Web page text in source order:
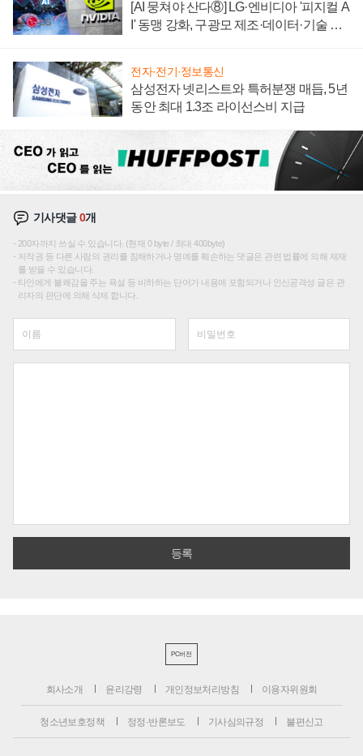
[AI 뭉쳐야 산다⑧] LG·엔비디아 '피지컬 A
I' 동맹 강화, 구광모 제조·데이터·기술 결
전자·전기·정보통신
삼성전자 넷리스트와 특허분쟁 매듭, 5년
동안 최대 1.3조 라이선스비 지급
기사댓글0개
200자까지 쓰실 수 있습니다. (현재 0 byte / 최대 400byte)
저작권 등 다른 사람의 권리를 침해하거나 명예를 훼손하는 댓글은 관련 법률에 의해 제재
를 받을 수 있습니다.
타인에게 불쾌감을 주는 욕설 등 비하하는 단어가 내용에 포함되거나 인신공격성 글은 관
리자의 판단에 의해 삭제 합니다.
PC버전
회사소개 윤리강령 개인정보처리방침 이용자위원회
청소년보호정책 정정·반론보도 기사심의규정 불편신고